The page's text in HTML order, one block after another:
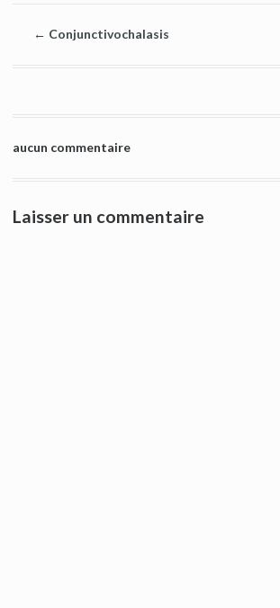
← Conjunctivochalasis
aucun commentaire
Laisser un commentaire